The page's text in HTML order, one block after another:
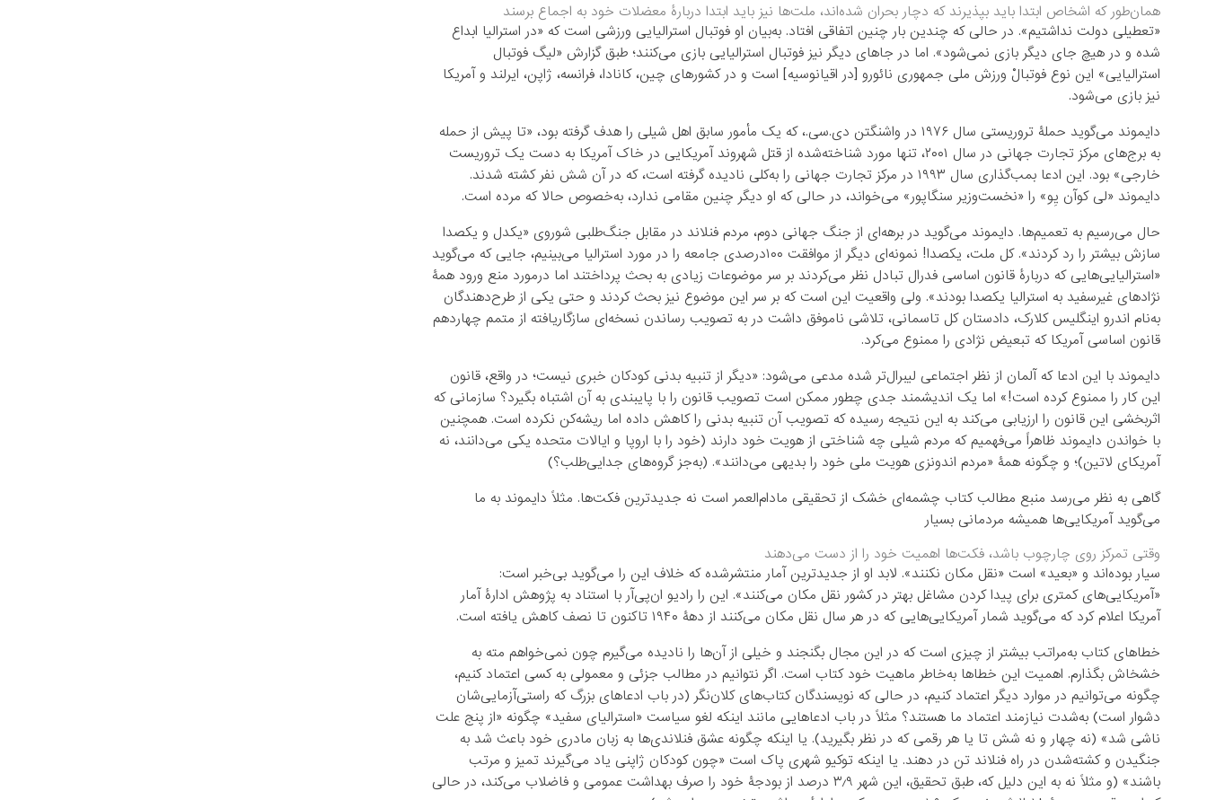
همان‌طور که اشخاص ابتدا باید بپذیرند که دچار بحران شده‌اند، ملت‌ها نیز باید ابتدا دربارۀ معضلات خود به اجماع برسند
«تعطیلی دولت نداشتیم». در حالی که چندین بار چنین اتفاقی افتاد. به‌بیان او فوتبال استرالیایی ورزشی است که «در استرالیا ابداع
شده و در هیچ جای دیگر بازی نمی‌شود». اما در جاهای دیگر نیز فوتبال استرالیایی بازی می‌کنند؛ طبق گزارش «لیگ فوتبال
استرالیایی» این نوع فوتبالْ ورزش ملی جمهوری نائورو [در اقیانوسیه] است و در کشورهای چین، کانادا، فرانسه، ژاپن، ایرلند و آمریکا
نیز بازی می‌شود.
دایموند می‌گوید حملۀ تروریستی سال ۱۹۷۶ در واشنگتن دی‌.سی.، که یک مأمور سابق اهل شیلی را هدف گرفته بود، «تا پیش از حمله
به برج‌های مرکز تجارت جهانی در سال ۲۰۰۱، تنها مورد شناخته‌شده از قتل شهروند آمریکایی در خاک آمریکا به دست یک تروریست
خارجی» بود. این ادعا بمب‌گذاری سال ۱۹۹۳ در مرکز تجارت جهانی را به‌کلی نادیده گرفته است، که در آن شش نفر کشته شدند.
دایموند «لی کوآن یِو» را «نخست‌وزیر سنگاپور» می‌خواند، در حالی که او دیگر چنین مقامی ندارد، به‌خصوص حالا که مرده است.
حال می‌رسیم به تعمیم‌ها. دایموند می‌گوید در برهه‌ای از جنگ جهانی دوم، مردم فنلاند در مقابل جنگ‌طلبی شوروی «یکدل و یکصدا
سازش بیشتر را رد کردند». کل ملت، یکصدا! نمونه‌ای دیگر از موافقت ۱۰۰درصدی جامعه را در مورد استرالیا می‌بینیم، جایی که می‌گوید
«استرالیایی‌هایی که دربارۀ قانون اساسی فدرال تبادل نظر می‌کردند بر سر موضوعات زیادی به بحث پرداختند اما درمورد منع ورود همۀ
نژادهای غیرسفید به استرالیا یکصدا بودند». ولی واقعیت این است که بر سر این موضوع نیز بحث کردند و حتی یکی از طرح‌دهندگان
به‌نام اندرو اینگلیس کلارک، دادستان کل تاسمانی،‌ تلاشی ناموفق داشت در به تصویب رساندن نسخه‌ای سازگاریافته از متمم چهاردهم
قانون اساسی آمریکا که تبعیض نژادی را ممنوع می‌کرد.
دایموند با این ادعا که آلمان از نظر اجتماعی لیبرال‌تر شده مدعی می‌شود: «دیگر از تنبیه بدنی کودکان خبری نیست؛ در واقع، قانون
این کار را ممنوع کرده است!» اما یک اندیشمند جدی چطور ممکن است تصویب قانون را با پایبندی به آن اشتباه بگیرد؟ سازمانی که
اثربخشی این قانون را ارزیابی می‌کند به این نتیجه رسیده که تصویب آن تنبیه بدنی را کاهش داده اما ریشه‌کن نکرده است. همچنین
با خواندن دایموند ظاهراً‌ می‌فهمیم که مردم شیلی چه شناختی از هویت خود دارند (خود را با اروپا و ایالات متحده یکی می‌دانند، نه
آمریکای لاتین)؛ و چگونه همۀ «مردم اندونزی هویت ملی خود را بدیهی می‌دانند». (به‌جز گروه‌های جدایی‌طلب؟)
گاهی به نظر می‌رسد منبع مطالب کتاب چشمه‌ای خشک از تحقیقی مادام‌العمر است نه جدیدترین فکت‌ها. مثلاً دایموند به ما
می‌گوید آمریکایی‌ها همیشه مردمانی بسیار
وقتی تمرکز روی چارچوب باشد، فکت‌ها اهمیت خود را از دست می‌دهند
سیار بوده‌اند و «بعید» است «نقل مکان نکنند». لابد او از جدیدترین آمار منتشرشده که خلاف این را می‌گوید بی‌خبر است:
«آمریکایی‌های کمتری برای پیدا کردن مشاغل بهتر در کشور نقل مکان می‌کنند». این را رادیو ان‌پی‌آر با استناد به پژوهش ادارۀ آمار
آمریکا اعلام کرد که می‌گوید شمار آمریکایی‌هایی که در هر سال نقل مکان می‌کنند از دهۀ ۱۹۴۰ تاکنون تا نصف کاهش یافته است.
خطاهای کتاب به‌مراتب بیشتر از چیزی است که در این مجال بگنجند و خیلی از آن‌ها را نادیده می‌گیرم چون نمی‌خواهم مته به
خشخاش بگذارم. اهمیت این خطاها به‌خاطر ماهیت خود کتاب است. اگر نتوانیم در مطالب جزئی و معمولی به کسی اعتماد کنیم،
چگونه می‌توانیم در موارد دیگر اعتماد کنیم، در حالی که نویسندگان کتاب‌های کلان‌نگر (در باب ادعاهای بزرگ که راستی‌آزمایی‌شان
دشوار است) به‌شدت نیازمند اعتماد ما هستند؟ مثلاً در باب ادعاهایی مانند اینکه لغو سیاست «استرالیای سفید» چگونه «از پنج علت
ناشی شد» (نه چهار و نه شش تا یا هر رقمی که در نظر بگیرید). یا اینکه چگونه عشق فنلاندی‌ها به زبان مادری خود باعث شد به
جنگیدن و کشته‌شدن در راه فنلاند تن در دهند. یا اینکه توکیو شهری پاک است «چون کودکان ژاپنی یاد می‌گیرند تمیز و مرتب
باشند» (و مثلاً نه به این دلیل که، طبق تحقیق، این شهر ۳٫۹ درصد از بودجۀ خود را صرف بهداشت عمومی و فاضلاب می‌کند، در حالی